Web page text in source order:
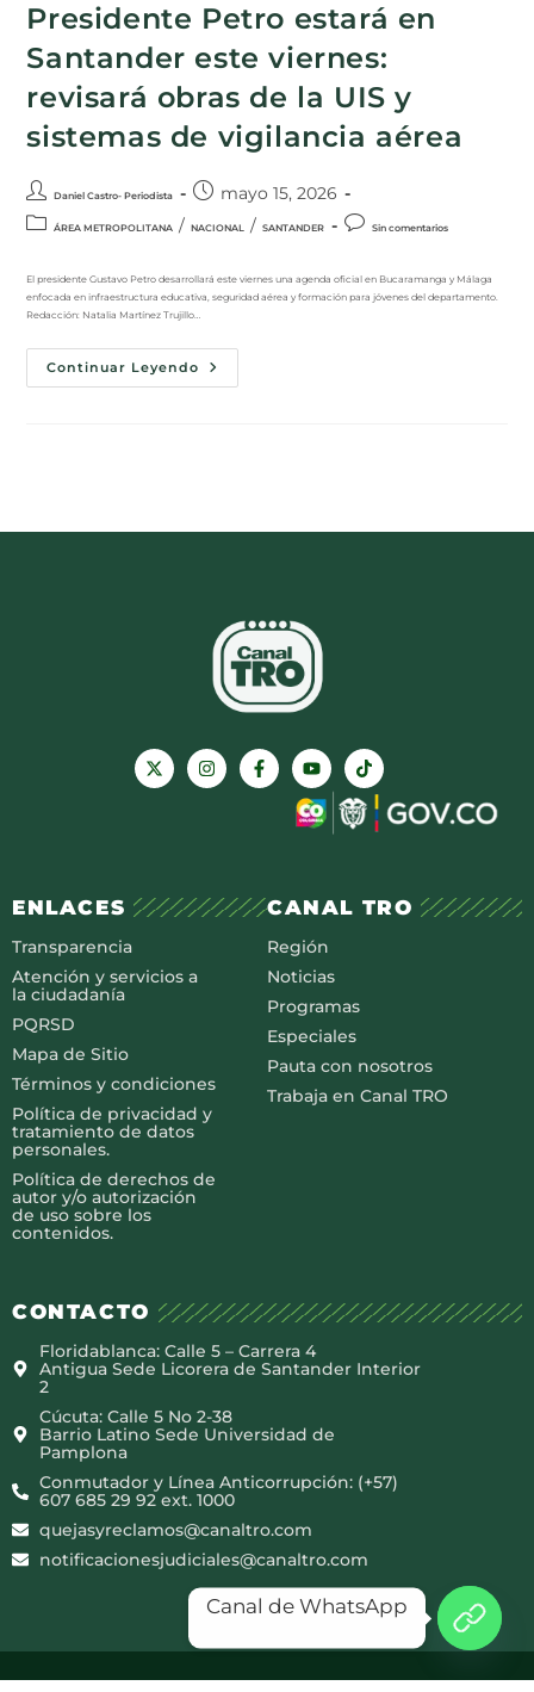
Presidente Petro estará en
Santander este viernes:
revisará obras de la UIS y
sistemas de vigilancia aérea
Daniel Castro- Periodista mayo 15, 2026
ÁREA METROPOLITANA / NACIONAL / SANTANDER Sin comentarios
El presidente Gustavo Petro desarrollará este viernes una agenda oficial en Bucaramanga y Málaga
enfocada en infraestructura educativa, seguridad aérea y formación para jóvenes del departamento.
Redacción: Natalia Martínez Trujillo…
Continuar Leyendo
ENLACES
Transparencia
Atención y servicios a
la ciudadanía
PQRSD
Mapa de Sitio
Términos y condiciones
Política de privacidad y
tratamiento de datos
personales.
Política de derechos de
autor y/o autorización
de uso sobre los
contenidos.
CANAL TRO
Región
Noticias
Programas
Especiales
Pauta con nosotros
Trabaja en Canal TRO
CONTACTO
Floridablanca: Calle 5 – Carrera 4
Antigua Sede Licorera de Santander Interior
2
Cúcuta: Calle 5 No 2-38
Barrio Latino Sede Universidad de
Pamplona
Conmutador y Línea Anticorrupción: (+57)
607 685 29 92 ext. 1000
quejasyreclamos@canaltro.com
notificacionesjudiciales@canaltro.com
Canal de WhatsApp